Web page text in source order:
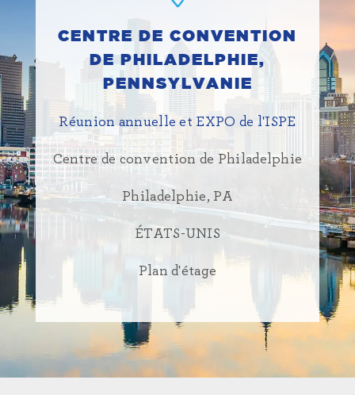
CENTRE DE CONVENTION
DE PHILADELPHIE,
PENNSYLVANIE
Réunion annuelle et EXPO de l'ISPE
Centre de convention de Philadelphie
Philadelphie, PA
ÉTATS-UNIS
Plan d'étage